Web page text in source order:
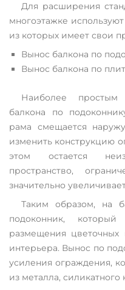
Для расширения
многоэтажке
из которых имеет свои
Вынос балкона по
Вынос балкона по
Наиболее простым
балкона по
рама смещается
изменить конструкцию
этом остается
пространство,
значительно
Таким образом, на
подоконник,
размещения цветочных
интерьера. Вынос по
усиления ограждения,
из металла,